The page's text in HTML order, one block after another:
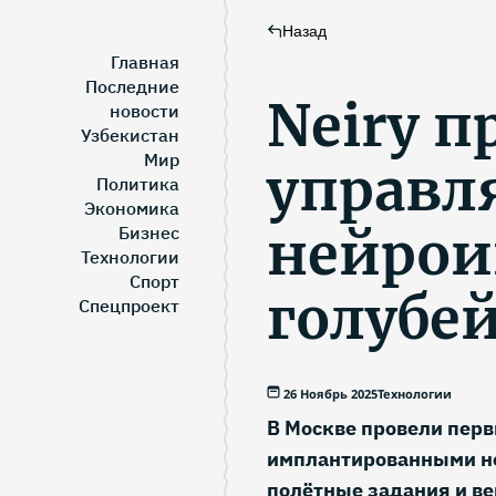
Главная
Последние
новости
Узбекистан
Мир
Политика
Экономика
Бизнес
Технологии
Спорт
Спецпроект
Назад
Neiry
26 Ноябрь 2025Технологии
В Москве провели
имплантированными
полётные задания и